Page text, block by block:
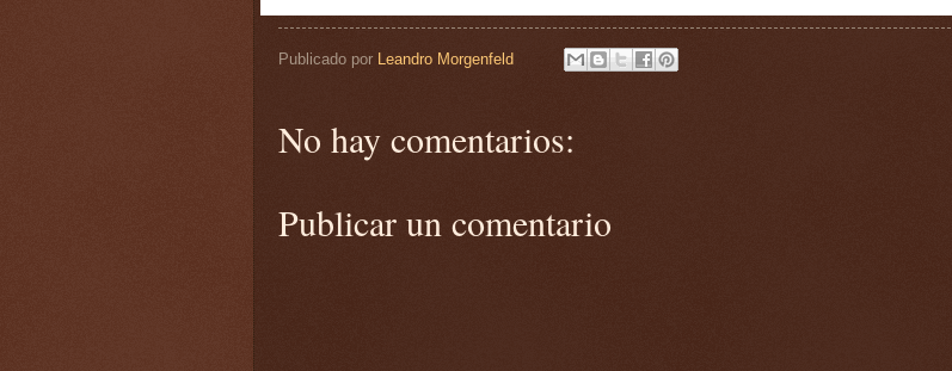
Publicado por Leandro Morgenfeld
No hay comentarios:
Publicar un comentario